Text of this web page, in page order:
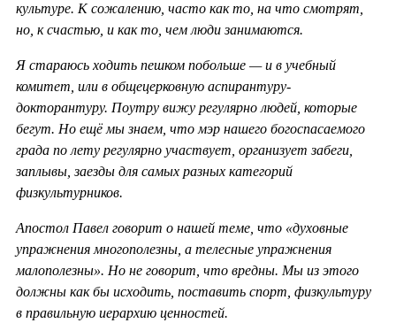
культуре. К сожалению, часто как то, на что смотрят,
но, к счастью, и как то, чем люди занимаются.
Я стараюсь ходить пешком побольше — и в учебный
комитет, или в общецерковную аспирантуру-
докторантуру. Поутру вижу регулярно людей, которые
бегут. Но ещё мы знаем, что мэр нашего богоспасаемого
града по лету регулярно участвует, организует забеги,
заплывы, заезды для самых разных категорий
физкультурников.
Апостол Павел говорит о нашей теме, что «духовные
упражнения многополезны, а телесные упражнения
малополезны». Но не говорит, что вредны. Мы из этого
должны как бы исходить, поставить спорт, физкультуру
в правильную иерархию ценностей.